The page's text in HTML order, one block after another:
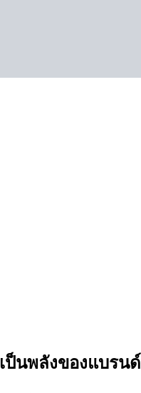
ป็นพลังของแบรนด์